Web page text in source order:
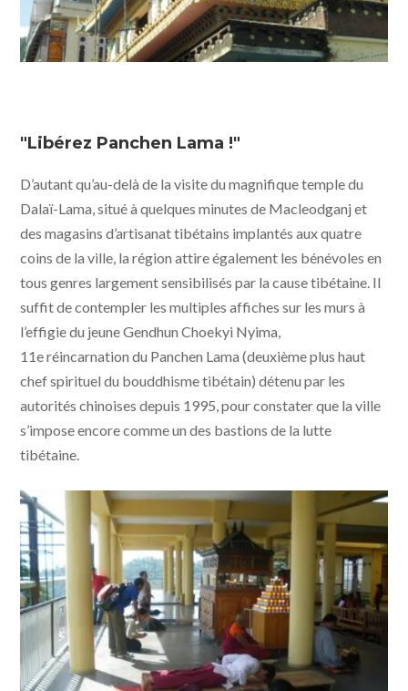
"Libérez Panchen Lama !"
D’autant qu’au-delà de la visite du magnifique temple du
Dalaï-Lama, situé à quelques minutes de Macleodganj et
des magasins d’artisanat tibétains implantés aux quatre
coins de la ville, la région attire également les bénévoles en
tous genres largement sensibilisés par la cause tibétaine. Il
suffit de contempler les multiples affiches sur les murs à
l’effigie du jeune Gendhun Choekyi Nyima,
11e réincarnation du Panchen Lama (deuxième plus haut
chef spirituel du bouddhisme tibétain) détenu par les
autorités chinoises depuis 1995, pour constater que la ville
s’impose encore comme un des bastions de la lutte
tibétaine.